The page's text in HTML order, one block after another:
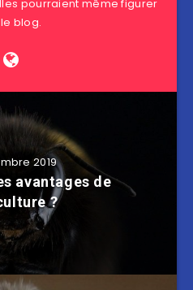
pourraient même figurer
blog.
2019
avantages de
?